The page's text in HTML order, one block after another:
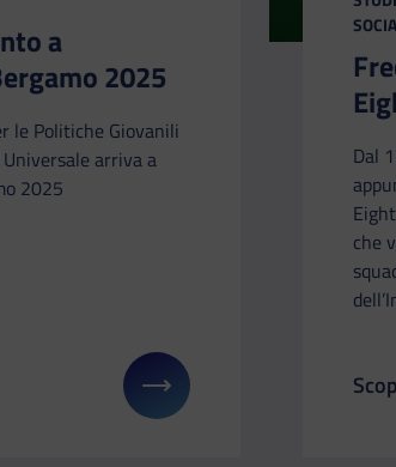
Major premier Padel 2025
a
2025
le Politiche Giovanili
arriva a
2025
avere maggiori dettagli su: Il
Dal
che
Il